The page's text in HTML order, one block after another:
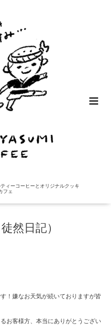
ィーコーヒーとオリジナルクッキ
フェ
然日記）
！嫌なお天気が続いておりますが皆
お客様方、本当にありがとうござい